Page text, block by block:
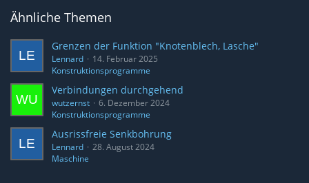
Ähnliche Themen
Grenzen der Funktion "Knotenblech, Lasche"
Lennard
14. Februar 2025
Konstruktionsprogramme
Verbindungen durchgehend
wutzernst
6. Dezember 2024
Konstruktionsprogramme
Ausrissfreie Senkbohrung
Lennard
28. August 2024
Maschine